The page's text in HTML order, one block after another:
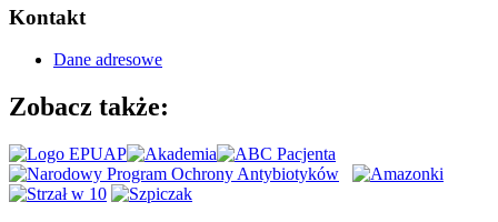
Kontakt
Dane adresowe
Zobacz także: